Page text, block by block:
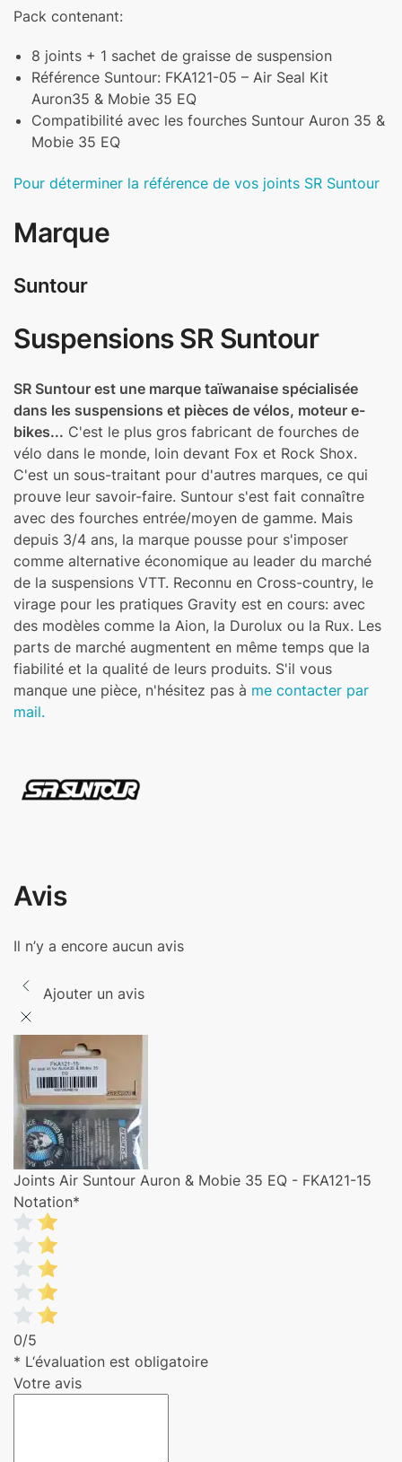
Pack contenant:
8 joints + 1 sachet de graisse de suspension
Référence Suntour: FKA121-05 – Air Seal Kit
Auron35 & Mobie 35 EQ
Compatibilité avec les fourches Suntour Auron 35 &
Mobie 35 EQ
Pour déterminer la référence de vos joints SR Suntour
Marque
Suntour
Suspensions SR Suntour
SR Suntour est une marque taïwanaise spécialisée
dans les suspensions et pièces de vélos, moteur e-
bikes... C'est le plus gros fabricant de fourches de
vélo dans le monde, loin devant Fox et Rock Shox.
C'est un sous-traitant pour d'autres marques, ce qui
prouve leur savoir-faire. Suntour s'est fait connaître
avec des fourches entrée/moyen de gamme. Mais
depuis 3/4 ans, la marque pousse pour s'imposer
comme alternative économique au leader du marché
de la suspensions VTT. Reconnu en Cross-country, le
virage pour les pratiques Gravity est en cours: avec
des modèles comme la Aion, la Durolux ou la Rux. Les
parts de marché augmentent en même temps que la
fiabilité et la qualité de leurs produits. S'il vous
manque une pièce, n'hésitez pas à me contacter par
mail.
Avis
Il n’y a encore aucun avis
Ajouter un avis
Joints Air Suntour Auron & Mobie 35 EQ - FKA121-15
Notation*
0/5
* L‘évaluation est obligatoire
Votre avis